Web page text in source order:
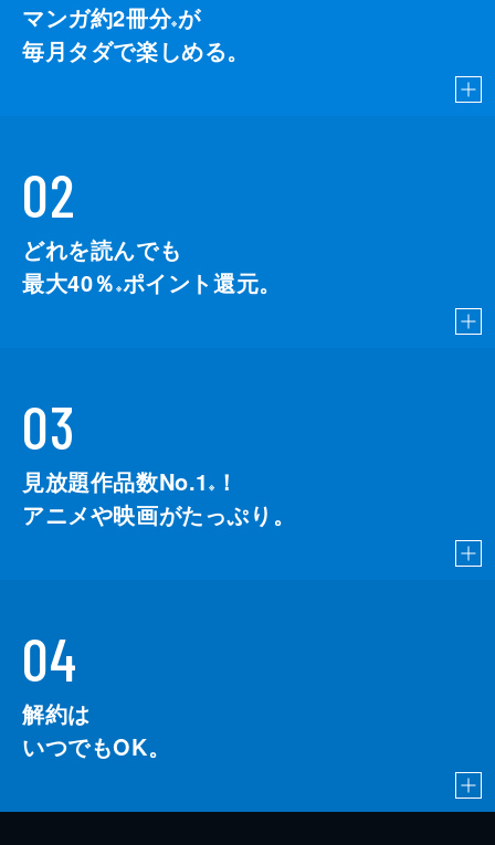
マンガ約2冊分※が
毎月タダで楽しめる。
02
どれを読んでも
最大40％ ※ポイント還元。
03
見放題作品数No.1 ※
！
アニメや映画がたっぷり。
04
解約は
いつでもOK。